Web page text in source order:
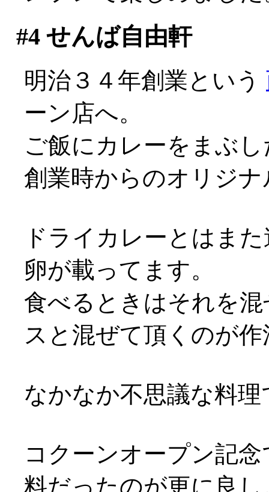
#4せんば自由軒
明治３４年創業という
ーン店へ。
ご飯にカレーをまぶ
創業時からのオリジ
ドライカレーとはま
卵が載ってます。
食べるときはそれを
スと混ぜて頂くのが作
なかなか不思議な料
コクーンオープン記
料だったのが更に良し